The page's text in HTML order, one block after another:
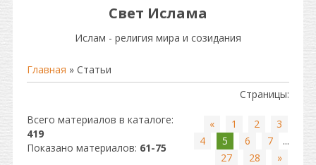
Свет Ислама
Ислам - религия мира и созидания
Главная » Статьи
Всего материалов в каталоге:
419
Показано материалов: 61-75
Страницы:
« 1 2
3
4
5 6 7
...
27
28 »